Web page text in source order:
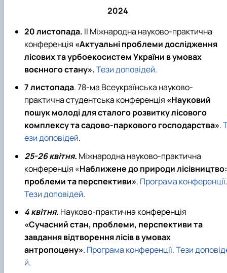
2024
20 листопада. ІІ Міжнародна науково-практична
конференція «Актуальні проблеми дослідження
лісових та урбоекосистем України в умовах
воєнного стану».Тези доповідей.
7 листопада. 78-ма Всеукраїнська науково-
практична студентська конференція «Науковий
пошук молоді для сталого розвитку лісового
комплексу та садово-паркового господарства».
ези доповідей.
25-26 квітня. Міжнародна науково-практична
конференція «Наближене до природи лісівництво:
проблеми та перспективи». Програма конференції.
Тези доповідей.
4 квітня. Науково-практична конференція
«Сучасний стан, проблеми, перспективи та
завдання відтворення лісів в умовах
антропоцену». Програма конференції.Тези
й.